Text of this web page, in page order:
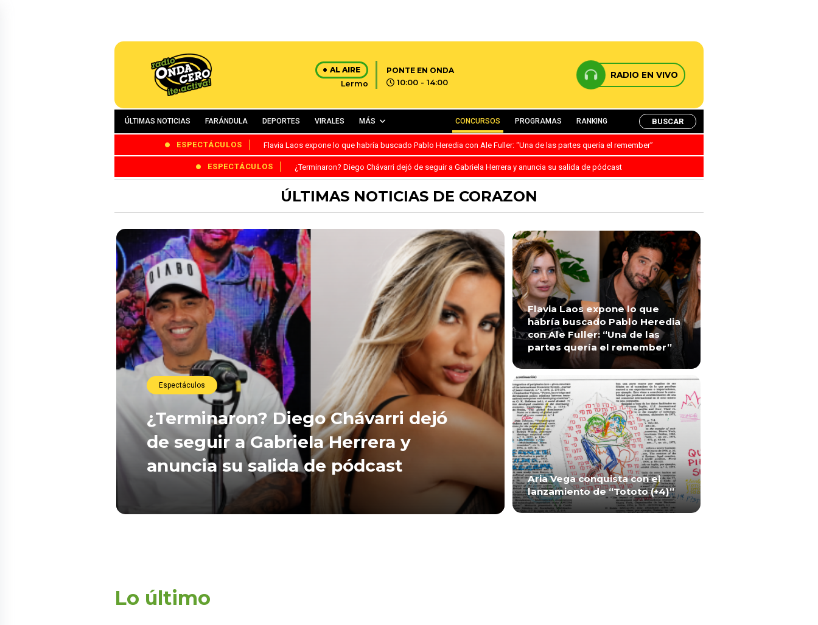
AL AIRE
Lermo
PONTE EN ONDA
10:00 - 14:00
RADIO EN VIVO
ÚLTIMAS NOTICIAS FARÁNDULA DEPORTES VIRALES MÁS CONCURSOS PROGRAMAS RANKING BUSCAR
ESPECTÁCULOS Flavia Laos expone lo que habría buscado Pablo Heredia con Ale Fuller: “Una de las partes quería el remember”
ESPECTÁCULOS ¿Terminaron? Diego Chávarri dejó de seguir a Gabriela Herrera y anuncia su salida de pódcast
ÚLTIMAS NOTICIAS DE CORAZON
Espectáculos
¿Terminaron? Diego Chávarri dejó
de seguir a Gabriela Herrera y
anuncia su salida de pódcast
Flavia Laos expone lo que
habría buscado Pablo Heredia
con Ale Fuller: “Una de las
partes quería el remember”
Aria Vega conquista con el
lanzamiento de “Tototo (+4)”
Lo último